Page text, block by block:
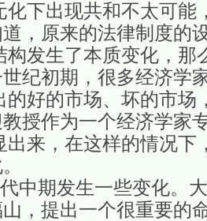
下出现共和不太可能
，原来的法律制度的
发生了本质变化，那
纪初期，很多经济学
好的市场、坏的市场
授作为一个经济学家
来，在这样的情况下
期发生一些变化。大
，提出一个很重要的